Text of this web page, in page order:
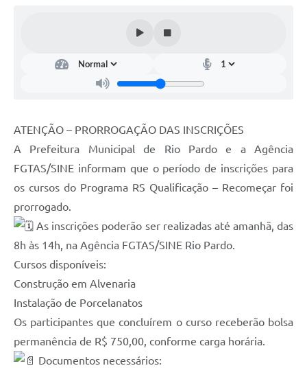
Secretarias
Legislação
Editais
Serviços Online
Telefones Úteis
Transparência
ATENÇÃO – PRORROGAÇÃO DAS INSCRIÇÕES
A Prefeitura Municipal de Rio Pardo e a Agência
FGTAS/SINE informam que o período de inscrições para
os cursos do Programa RS Qualificação – Recomeçar foi
prorrogado.
As inscrições poderão ser realizadas até amanhã, das
8h às 14h, na Agência FGTAS/SINE Rio Pardo.
Cursos disponíveis:
Construção em Alvenaria
Instalação de Porcelanatos
Os participantes que concluírem o curso receberão bolsa
permanência de R$ 750,00, conforme carga horária.
Documentos necessários: